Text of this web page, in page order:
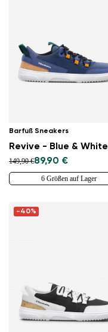
Barfuß Sneakers
Revive - Blue & White
149,90 €89,90 €
6 Größen auf Lager
-40%